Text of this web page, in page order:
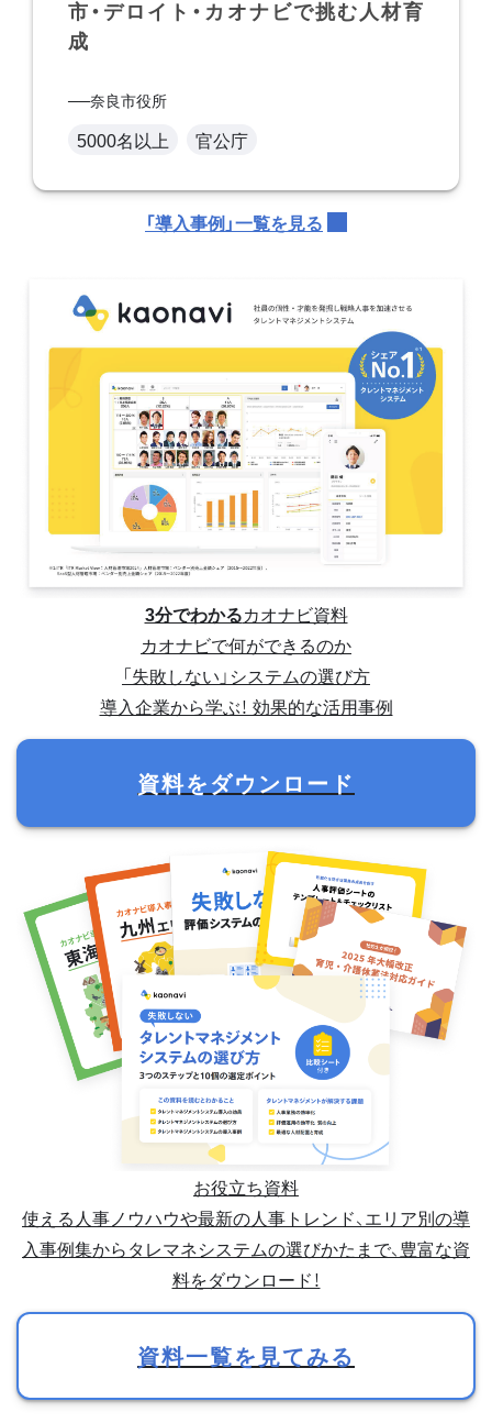
市・デロイト・カオナビで挑む人材育
成
奈良市役所
5000名以上 官公庁
「導入事例」一覧を見る
3分でわかるカオナビ資料
カオナビで何ができるのか
「失敗しない」システムの選び方
導入企業から学ぶ！ 効果的な活用事例
資料をダウンロード
お役立ち資料
使える人事ノウハウや最新の人事トレンド、エリア別の導
入事例集からタレマネシステムの選びかたまで、豊富な資
料をダウンロード！
資料一覧を見てみる